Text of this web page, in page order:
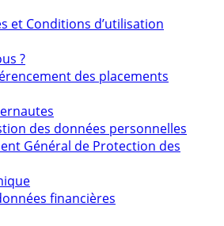
et Conditions d’utilisation
?
des placements
des données personnelles
Général de Protection des
financières